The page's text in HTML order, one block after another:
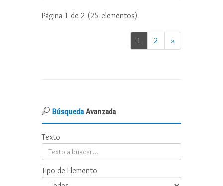
Página 1 de 2 (25 elementos)
1 2 »
Búsqueda Avanzada
Texto
Tipo de Elemento